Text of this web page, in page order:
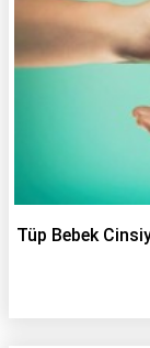
Tüp Bebek